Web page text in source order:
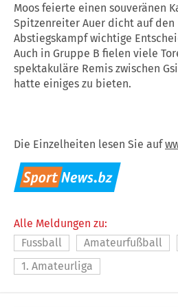
Moos feierte einen souveränen
Spitzenreiter Auer dicht auf den
Abstiegskampf wichtige
Auch in Gruppe B fielen viele
spektakuläre Remis zwischen
hatte einiges zu bieten.
Die Einzelheiten lesen Sie auf
Alle Meldungen zu:
Fussball
Amateurfußball
1. Amateurliga